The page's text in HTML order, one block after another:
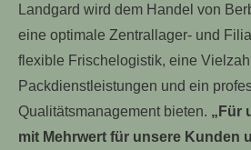
Landgard wird dem Handel von
eine optimale Zentrallager- und
flexible Frischelogistik, eine
Packdienstleistungen und ein
Qualitätsmanagement bieten. „Für
mit Mehrwert für unsere Kunden